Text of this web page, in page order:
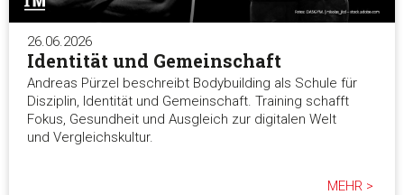
26.06.2026
Identität und Gemeinschaft
Andreas Pürzel beschreibt Bodybuilding als Schule für
Disziplin, Identität und Gemeinschaft. Training schafft
Fokus, Gesundheit und Ausgleich zur digitalen Welt
und Vergleichskultur.
MEHR >